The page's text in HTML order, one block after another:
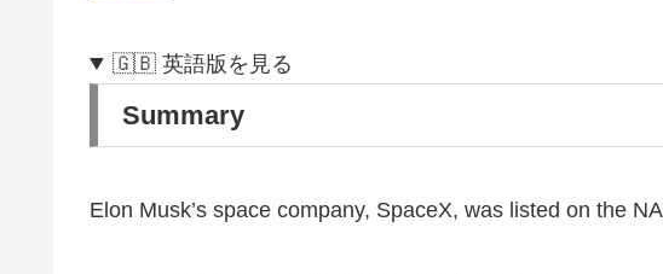
🇬🇧 英語版を見る
Summary
Elon Musk’s space company, SpaceX, was listed on the